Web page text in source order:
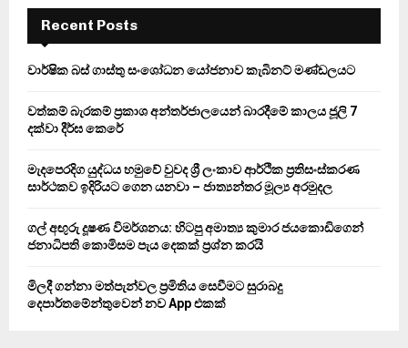
f
r
E
A
Recent Posts
වාර්ෂික බස් ගාස්තු සංශෝධන යෝජනාව කැබිනට් මණ්ඩලයට
වත්කම් බැරකම් ප්‍රකාශ අන්තර්ජාලයෙන් බාරදීමේ කාලය ජූලි 7
දක්වා දීර්ඝ කෙරේ
මැදපෙරදිග යුද්ධය හමුවේ වුවද ශ්‍රී ලංකාව ආර්ථික ප්‍රතිසංස්කරණ
සාර්ථකව ඉදිරියට ගෙන යනවා – ජාත්‍යන්තර මූල්‍ය අරමුදල
ගල් අඟුරු දූෂණ විමර්ශනය: හිටපු අමාත්‍ය කුමාර ජයකොඩිගෙන්
ජනාධිපති කොමිසම පැය දෙකක් ප්‍රශ්න කරයි
මිලදී ගන්නා මත්පැන්වල ප්‍රමිතිය සෙවීමට සුරාබදු
දෙපාර්තමේන්තුවෙන් නව App එකක්